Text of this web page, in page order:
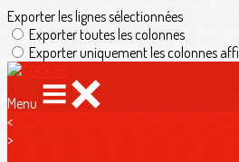
Exporter les lignes sélectionnées
Exporter toutes les colonnes
Exporter uniquement les colonnes
Menu
<
>